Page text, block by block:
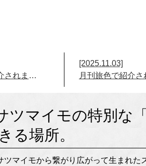
女優 羽野晶紀さんの旅行プランで蜜香屋が紹介されました
[2025.11.03]
月刊旅色で紹介さ
ツマイモの特別な
きる場所。
マイモから繋がり広がって生まれた